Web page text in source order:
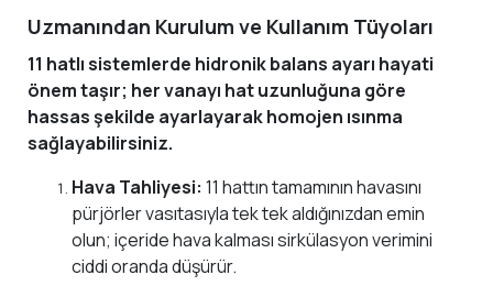
Uzmanından Kurulum ve Kullanım Tüyoları
11 hatlı sistemlerde hidronik balans ayarı hayati
önem taşır; her vanayı hat uzunluğuna göre
hassas şekilde ayarlayarak homojen ısınma
sağlayabilirsiniz.
Hava Tahliyesi: 11 hattın tamamının havasını
pürjörler vasıtasıyla tek tek aldığınızdan emin
olun; içeride hava kalması sirkülasyon verimini
ciddi oranda düşürür.